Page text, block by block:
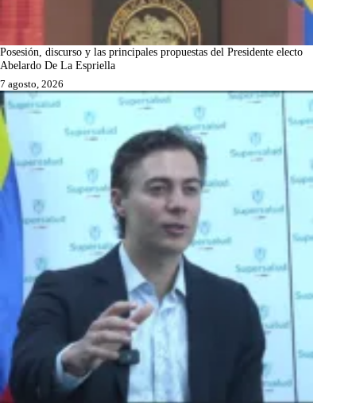
Posesión, discurso y las principales propuestas del Presidente electo
Abelardo De La Espriella
7 agosto, 2026